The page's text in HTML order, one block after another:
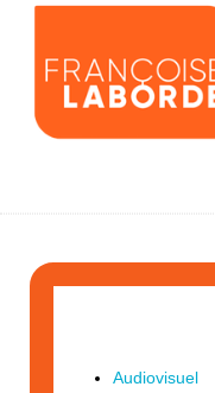
Audiovisuel